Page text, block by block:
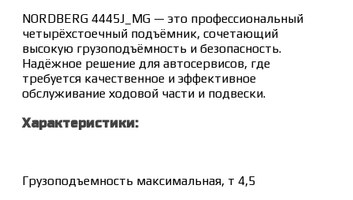
NORDBERG 4445J_MG — это профессиональный
четырёхстоечный подъёмник, сочетающий
высокую грузоподъёмность и безопасность.
Надёжное решение для автосервисов, где
требуется качественное и эффективное
обслуживание ходовой части и подвески.
Характеристики:
Грузоподъемность максимальная, т 4,5